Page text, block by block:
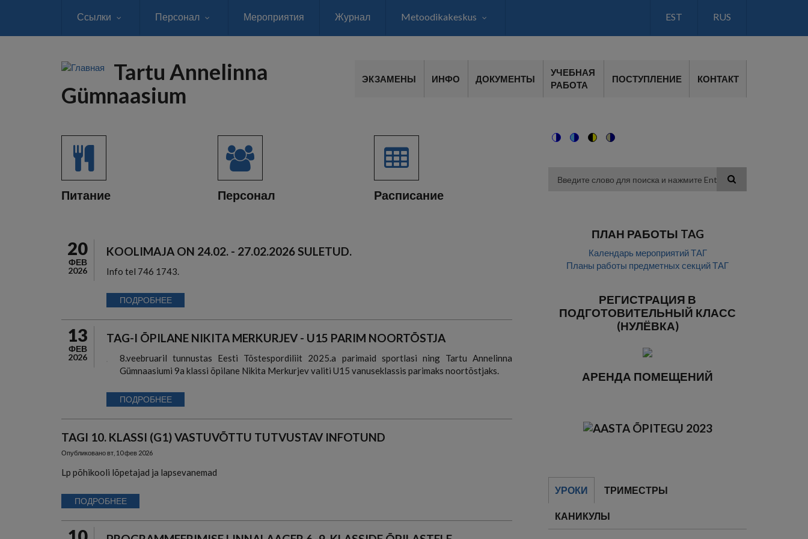
Ссылки Персонал Мероприятия Журнал Metoodikakeskus
LANGUAGE
SWITCH
EST RUS
Tartu Annelinna
Gümnaasium
ЭКЗАМЕНЫ ИНФО ДОКУМЕНТЫ
УЧЕБНАЯ
РАБОТА
ПОСТУПЛЕНИЕ КОНТАКТ
Питание Персонал Расписание
20
ФЕВ
2026
KOOLIMAJA ON 24.02. - 27.02.2026 SULETUD.
Info tel 746 1743.
ПОДРОБНЕЕ
13
ФЕВ
2026
TAG-I ÕPILANE NIKITA MERKURJEV - U15 PARIM NOORTÕSTJA
8.veebruaril tunnustas Eesti Tõstespordiliit 2025.a parimaid sportlasi ning Tartu Annelinna
Gümnaasiumi 9a klassi õpilane Nikita Merkurjev valiti U15 vanuseklassis parimaks noortõstjaks.
ПОДРОБНЕЕ
TAGI 10. KLASSI (G1) VASTUVÕTTU TUTVUSTAV INFOTUND
Опубликовановт, 10 фев 2026
Lp põhikooli lõpetajad ja lapsevanemad
ПОДРОБНЕЕ
themethemevisibility
theme
Поиск
ПЛАН РАБОТЫ TAG
Календарь мероприятий ТАГ
Планы работы предметных секций ТАГ
РЕГИСТРАЦИЯ В
ПОДГОТОВИТЕЛЬНЫЙ КЛАСС
(НУЛЁВКА)
АРЕНДА ПОМЕЩЕНИЙ
УРОКИ ТРИМЕСТРЫ
КАНИКУЛЫ